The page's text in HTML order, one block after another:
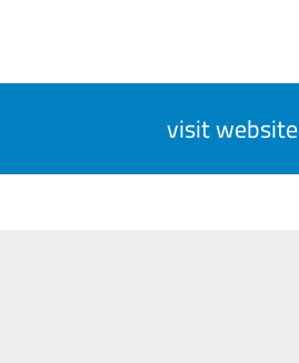
visit website